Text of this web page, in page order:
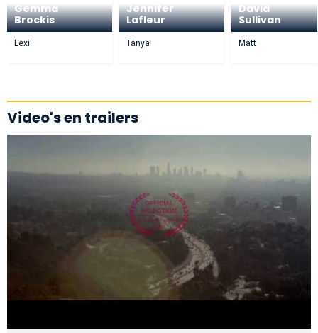
Gemma
Brockis
Lexi
Jennifer
Lafleur
Tanya
David
Sullivan
Matt
Video's en trailers